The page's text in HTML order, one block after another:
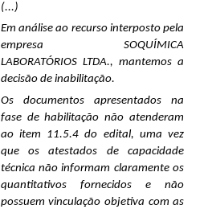
(...)
Em análise ao recurso interposto pela
empresa SOQUÍMICA
LABORATÓRIOS LTDA., mantemos a
decisão de inabilitação.
Os documentos apresentados na
fase de habilitação não atenderam
ao item 11.5.4 do edital, uma vez
que os atestados de capacidade
técnica não informam claramente os
quantitativos fornecidos e não
possuem vinculação objetiva com as